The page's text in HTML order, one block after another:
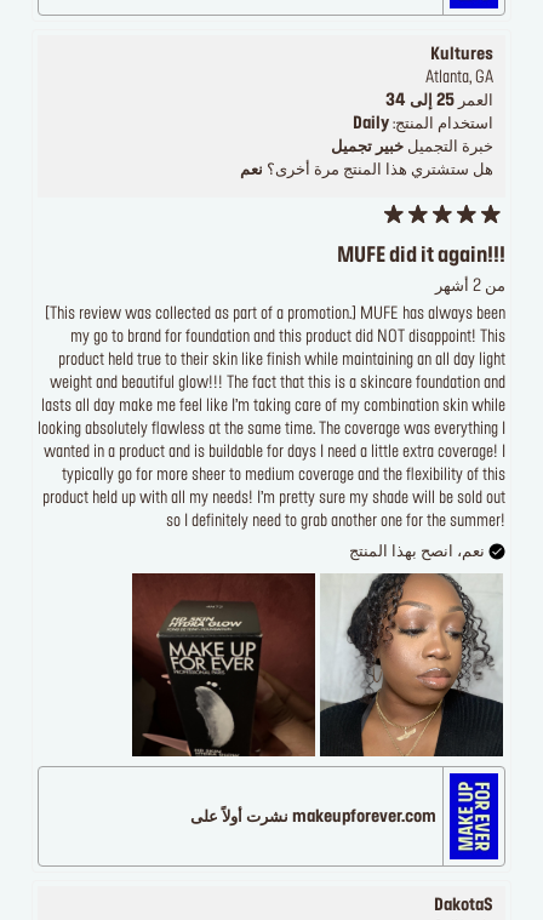
Kultures
Atlanta, GA
العمر 25 إلى 34
استخدام المنتج: Daily
خبرة التجميل خبير تجميل
هل ستشتري هذا المنتج مرة أخرى؟ نعم
MUFE did it again!!!
من 2 أشهر
[This review was collected as part of a promotion.] MUFE has always been
my go to brand for foundation and this product did NOT disappoint! This
product held true to their skin like finish while maintaining an all day light
weight and beautiful glow!!! The fact that this is a skincare foundation and
lasts all day make me feel like I’m taking care of my combination skin while
looking absolutely flawless at the same time. The coverage was everything I
wanted in a product and is buildable for days I need a little extra coverage! I
typically go for more sheer to medium coverage and the flexibility of this
product held up with all my needs! I’m pretty sure my shade will be sold out
so I definitely need to grab another one for the summer!
نعم، انصح بهذا المنتج
makeupforever.com نشرت أولاً على
DakotaS